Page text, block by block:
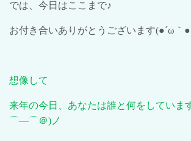
では、今日はここまで♪
お付き合いありがとうございます(●´ω ｀
想像して
来年の今日、あなたは誰と何をしていま
⌒―⌒＠) ノ